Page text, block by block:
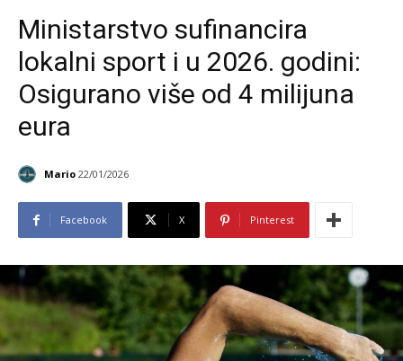
Ministarstvo sufinancira
lokalni sport i u 2026. godini:
Osigurano više od 4 milijuna
eura
Mario 22/01/2026
Facebook X Pinterest